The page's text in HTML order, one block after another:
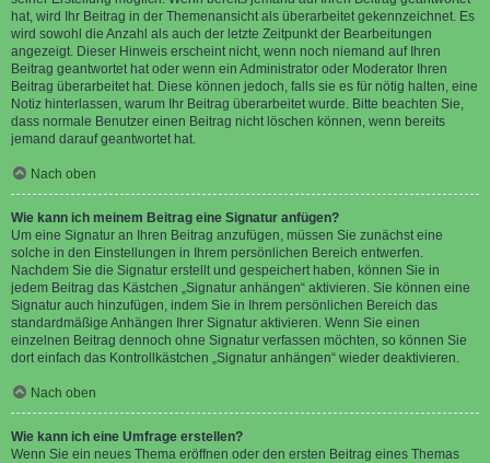
hat, wird Ihr Beitrag in der Themenansicht als überarbeitet gekennzeichnet. Es
wird sowohl die Anzahl als auch der letzte Zeitpunkt der Bearbeitungen
angezeigt. Dieser Hinweis erscheint nicht, wenn noch niemand auf Ihren
Beitrag geantwortet hat oder wenn ein Administrator oder Moderator Ihren
Beitrag überarbeitet hat. Diese können jedoch, falls sie es für nötig halten, eine
Notiz hinterlassen, warum Ihr Beitrag überarbeitet wurde. Bitte beachten Sie,
dass normale Benutzer einen Beitrag nicht löschen können, wenn bereits
jemand darauf geantwortet hat.
Nach oben
Wie kann ich meinem Beitrag eine Signatur anfügen?
Um eine Signatur an Ihren Beitrag anzufügen, müssen Sie zunächst eine
solche in den Einstellungen in Ihrem persönlichen Bereich entwerfen.
Nachdem Sie die Signatur erstellt und gespeichert haben, können Sie in
jedem Beitrag das Kästchen „Signatur anhängen“ aktivieren. Sie können eine
Signatur auch hinzufügen, indem Sie in Ihrem persönlichen Bereich das
standardmäßige Anhängen Ihrer Signatur aktivieren. Wenn Sie einen
einzelnen Beitrag dennoch ohne Signatur verfassen möchten, so können Sie
dort einfach das Kontrollkästchen „Signatur anhängen“ wieder deaktivieren.
Nach oben
Wie kann ich eine Umfrage erstellen?
Wenn Sie ein neues Thema eröffnen oder den ersten Beitrag eines Themas